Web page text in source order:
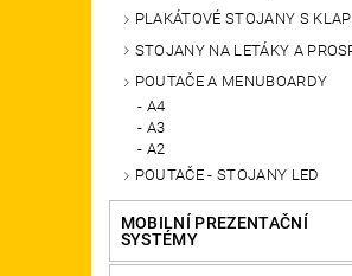
PLAKÁTOVÉ STOJANY S
STOJANY NA LETÁKY A
POUTAČE A MENUBOARDY
A4
A3
A2
POUTAČE - STOJANY LED
MOBILNÍ PREZENTAČNÍ
SYSTÉMY